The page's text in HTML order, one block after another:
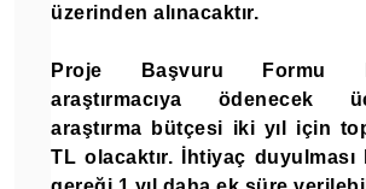
üzerinden alınacaktır.
Proje Başvuru Formu
araştırmacıya ödenecek
araştırma bütçesi iki yıl için
TL olacaktır. İhtiyaç